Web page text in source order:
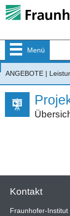
Menü
ANGEBOTE |
Kontakt
Fraunhofer-